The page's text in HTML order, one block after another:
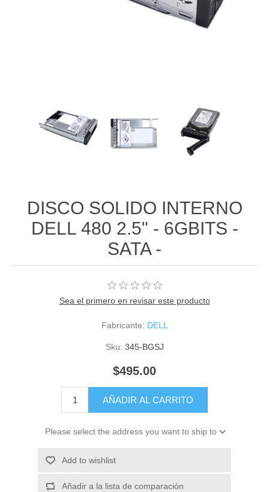
DISCO SOLIDO INTERNO
DELL 480 2.5" - 6GBITS -
SATA -
Sea el primero en revisar este producto
Fabricante: DELL
Sku: 345-BGSJ
$495.00
AÑADIR AL CARRITO
Please select the address you want to ship to
Add to wishlist
Añadir a la lista de comparación